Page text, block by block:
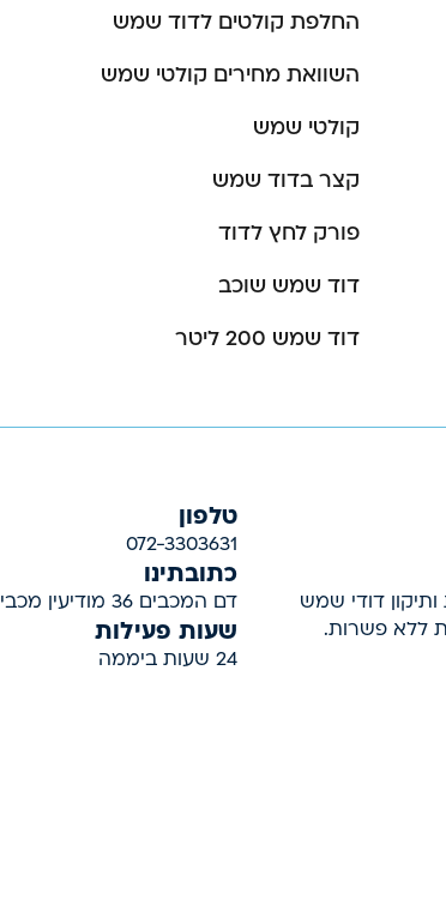
החלפת קולטים לדוד שמש
השוואת מחירים קולטי שמש
קולטי שמש
קצר בדוד שמש
פורק לחץ לדוד
דוד שמש שוכב
דוד שמש 200 ליטר
דודי שמש
ללא פשרות.
טלפון
072-3303631
כתובתינו
דם המכבים 36 מודיעין מכבים רעות
שעות פעילות
24 שעות ביממה